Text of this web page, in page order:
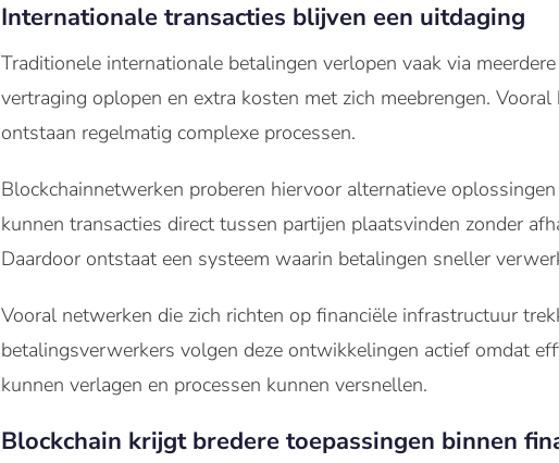
Internationale transacties blijven een uitdaging
Traditionele internationale betalingen verlopen vaak via
vertraging oplopen en extra kosten met zich meebrengen.
ontstaan regelmatig complexe processen.
Blockchainnetwerken proberen hiervoor alternatieve
kunnen transacties direct tussen partijen plaatsvinden zonder
Daardoor ontstaat een systeem waarin betalingen sneller
Vooral netwerken die zich richten op financiële infrastructuur
betalingsverwerkers volgen deze ontwikkelingen actief omdat
kunnen verlagen en processen kunnen versnellen.
Blockchain krijgt bredere toepassingen binnen